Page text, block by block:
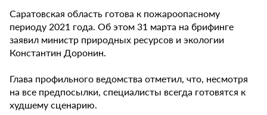
Саратовская область готова к пожароопасному
периоду 2021 года. Об этом 31 марта на брифинге
заявил министр природных ресурсов и экологии
Константин Доронин.
Глава профильного ведомства отметил, что, несмотря
на все предпосылки, специалисты всегда готовятся к
худшему сценарию.